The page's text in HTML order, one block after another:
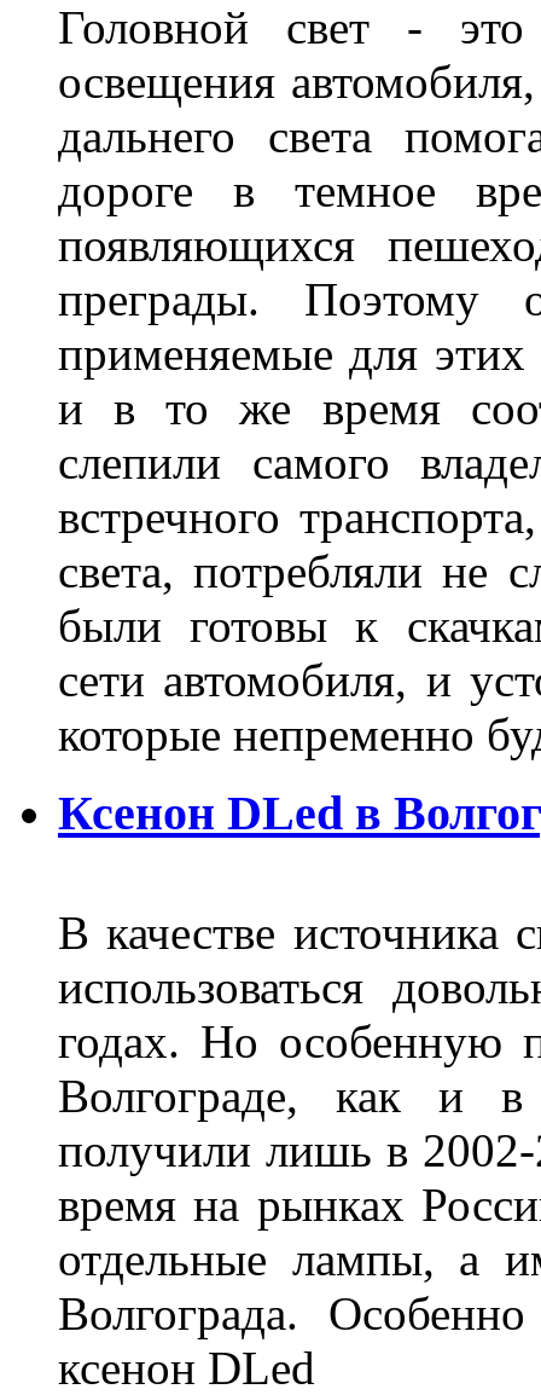
Головной свет -
освещения
дальнего света
дороге в темное
появляющихся
преграды. Поэтому
применяемые для
и в то же время
слепили самого
встречного
света, потребляли не
были готовы к
сети автомобиля, и
которые непременно
Ксенон DLed в
В качестве источника
использоваться
годах. Но особенную
Волгограде, как и
получили лишь в
время на рынках
отдельные лампы, а
Волгограда.
ксенон DLed